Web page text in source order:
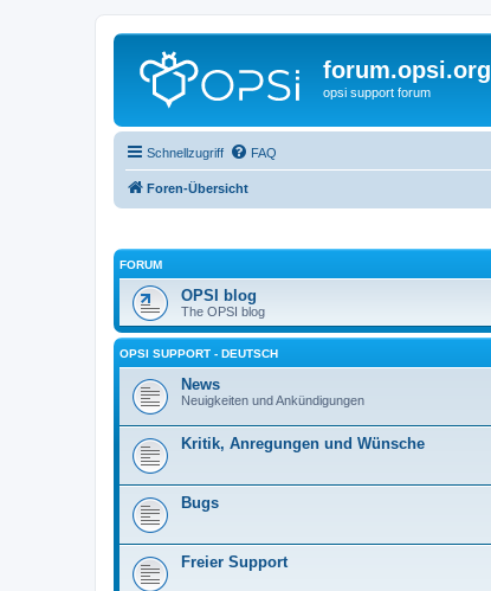
forum.opsi.org
opsi support forum
Schnellzugriff FAQ
Foren-Übersicht
FORUM
OPSI blog
The OPSI blog
OPSI SUPPORT - DEUTSCH
News
Neuigkeiten und Ankündigungen
Kritik, Anregungen und Wünsche
Bugs
Freier Support